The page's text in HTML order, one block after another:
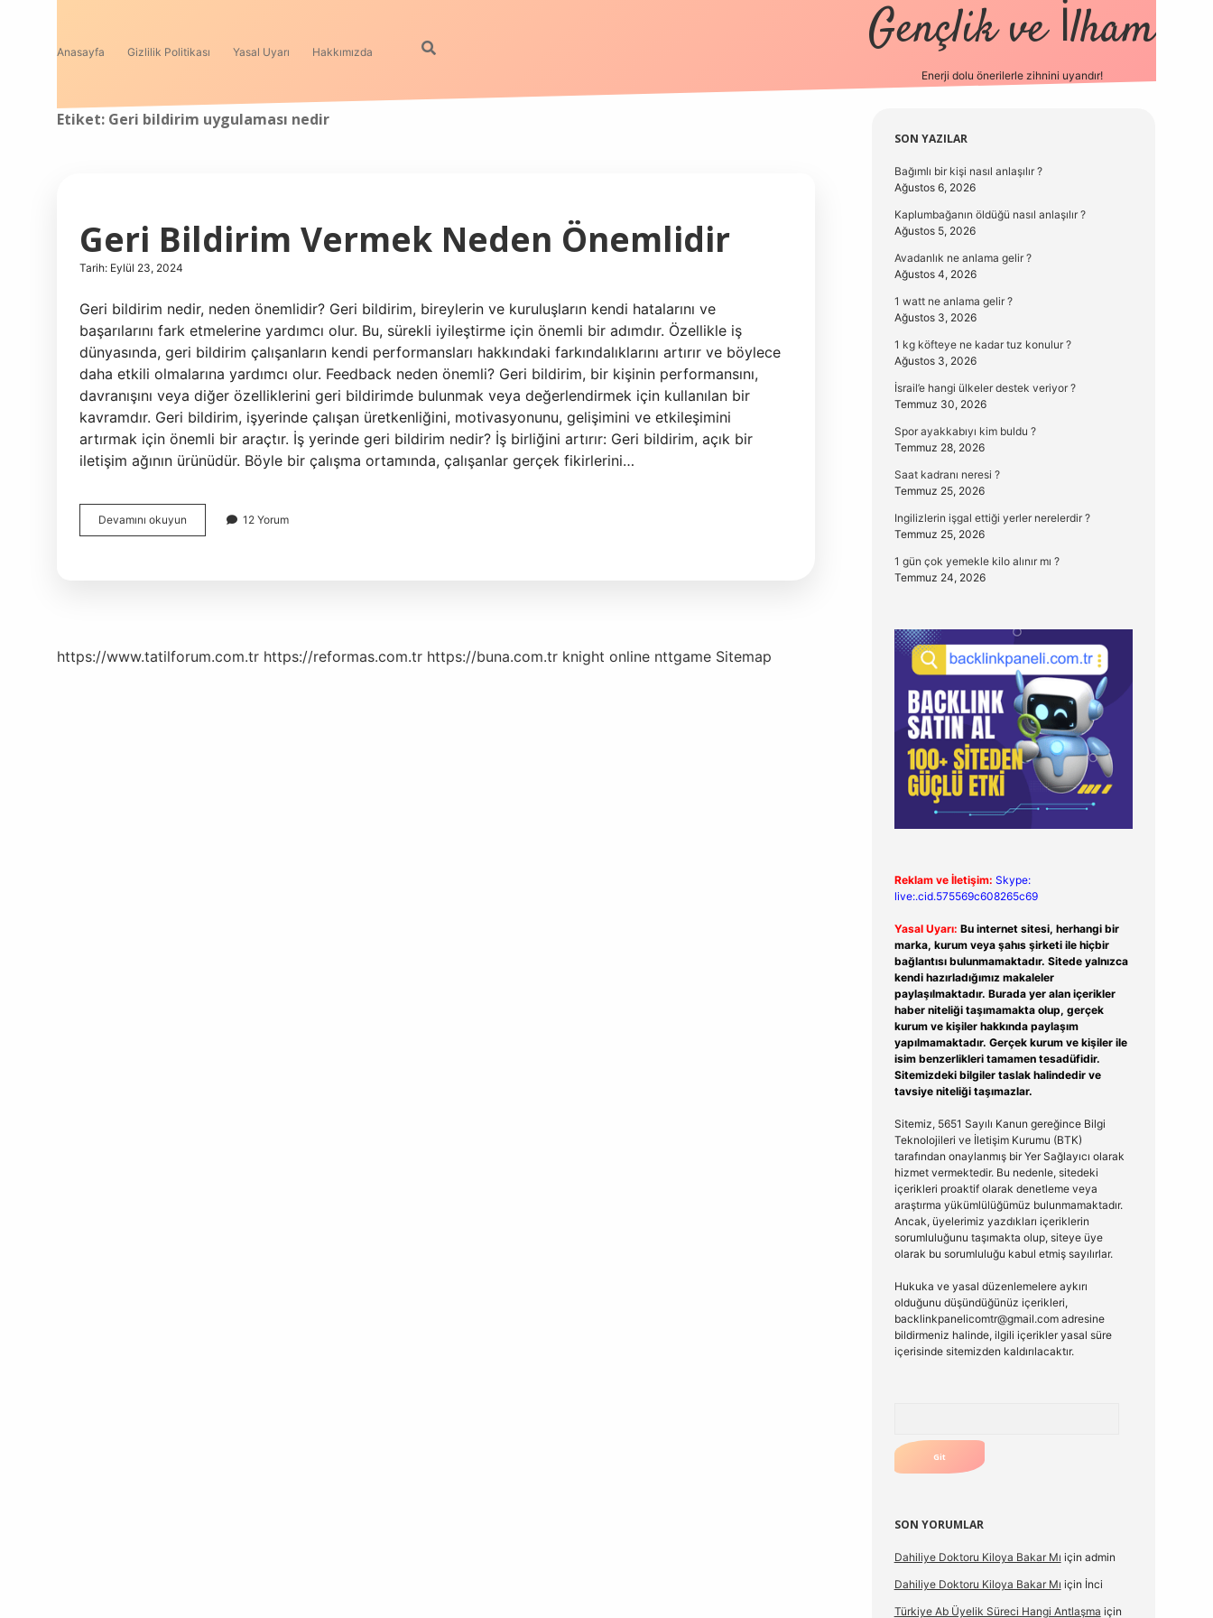
Anasayfa Gizlilik Politikası Yasal Uyarı Hakkımızda Gençlik ve İlham
Enerji dolu önerilerle zihnini uyandır!
Etiket: Geri bildirim uygulaması nedir
Geri Bildirim Vermek Neden Önemlidir
Tarih: Eylül 23, 2024
Geri bildirim nedir, neden önemlidir? Geri bildirim, bireylerin ve kuruluşların kendi hatalarını ve
başarılarını fark etmelerine yardımcı olur. Bu, sürekli iyileştirme için önemli bir adımdır. Özellikle iş
dünyasında, geri bildirim çalışanların kendi performansları hakkındaki farkındalıklarını artırır ve böylece
daha etkili olmalarına yardımcı olur. Feedback neden önemli? Geri bildirim, bir kişinin performansını,
davranışını veya diğer özelliklerini geri bildirimde bulunmak veya değerlendirmek için kullanılan bir
kavramdır. Geri bildirim, işyerinde çalışan üretkenliğini, motivasyonunu, gelişimini ve etkileşimini
artırmak için önemli bir araçtır. İş yerinde geri bildirim nedir? İş birliğini artırır: Geri bildirim, açık bir
iletişim ağının ürünüdür. Böyle bir çalışma ortamında, çalışanlar gerçek fikirlerini…
Devamını okuyun
Bildirim
12 Yorum
https://www.tatilforum.com.tr https://reformas.com.tr https://buna.com.tr knight online nttgame Sitemap
Sidebar
SON YAZILAR
Bağımlı bir kişi nasıl anlaşılır ?
Ağustos 6, 2026
Kaplumbağanın öldüğü nasıl anlaşılır ?
Ağustos 5, 2026
Avadanlık ne anlama gelir ?
Ağustos 4, 2026
1 watt ne anlama gelir ?
Ağustos 3, 2026
1 kg köfteye ne kadar tuz konulur ?
Ağustos 3, 2026
İsrail’e hangi ülkeler destek veriyor ?
Temmuz 30, 2026
Spor ayakkabıyı kim buldu ?
Temmuz 28, 2026
Saat kadranı neresi ?
Temmuz 25, 2026
Ingilizlerin işgal ettiği yerler nerelerdir ?
Temmuz 25, 2026
1 gün çok yemekle kilo alınır mı ?
Temmuz 24, 2026
Reklam ve İletişim: Skype:
live:.cid.575569c608265c69
Yasal Uyarı: Bu internet sitesi, herhangi bir
marka, kurum veya şahıs şirketi ile hiçbir
bağlantısı bulunmamaktadır. Sitede yalnızca
kendi hazırladığımız makaleler
paylaşılmaktadır. Burada yer alan içerikler
haber niteliği taşımamakta olup, gerçek
kurum ve kişiler hakkında paylaşım
yapılmamaktadır. Gerçek kurum ve kişiler ile
isim benzerlikleri tamamen tesadüfidir.
Sitemizdeki bilgiler taslak halindedir ve
tavsiye niteliği taşımazlar.
Sitemiz, 5651 Sayılı Kanun gereğince Bilgi
Teknolojileri ve İletişim Kurumu (BTK)
tarafından onaylanmış bir Yer Sağlayıcı olarak
hizmet vermektedir. Bu nedenle, sitedeki
içerikleri proaktif olarak denetleme veya
araştırma yükümlülüğümüz bulunmamaktadır.
Ancak, üyelerimiz yazdıkları içeriklerin
sorumluluğunu taşımakta olup, siteye üye
olarak bu sorumluluğu kabul etmiş sayılırlar.
Hukuka ve yasal düzenlemelere aykırı
olduğunu düşündüğünüz içerikleri,
backlinkpanelicomtr@gmail.comadresine
bildirmeniz halinde, ilgili içerikler yasal süre
içerisinde sitemizden kaldırılacaktır.
SON YORUMLAR
Dahiliye Doktoru Kiloya Bakar Mı için admin
Dahiliye Doktoru Kiloya Bakar Mı için İnci
Türkiye Ab Üyelik Süreci Hangi Antlaşma için